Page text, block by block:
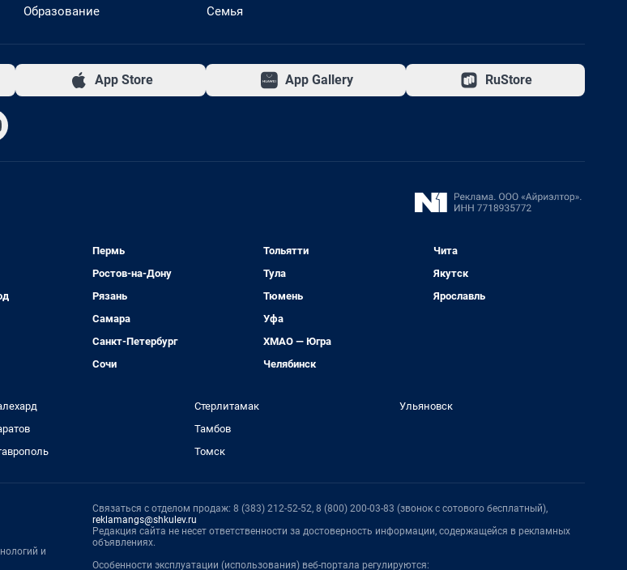
Образование
Семья
App Store App Gallery RuStore
Пермь
Ростов-на-Дону
Рязань
Самара
Санкт-Петербург
Сочи
Тольятти
Тула
Тюмень
Уфа
ХМАО — Югра
Челябинск
Чита
Якутск
Ярославль
Стерлитамак
Тамбов
Томск
Ульяновск
и
Связаться с отделом продаж: 8 (383) 212-52-52, 8 (800) 200-03-83 (звонок с сотового бесплатный),
reklamangs@shkulev.ru
Редакция сайта не несет ответственности за достоверность информации, содержащейся в рекламных
объявлениях.
Особенности эксплуатации (использования) веб-портала регулируются: